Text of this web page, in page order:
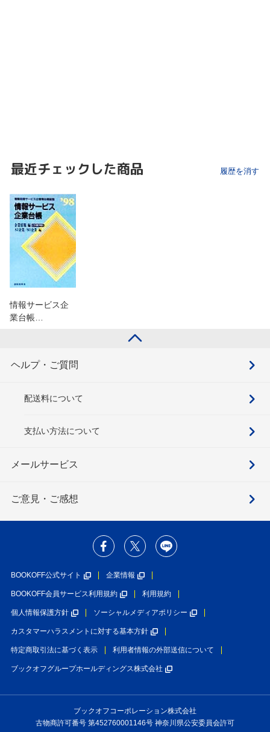
最近チェックした商品 履歴を消す
情報サービス企
業台帳…
ヘルプ・ご質問
配送料について
支払い方法について
メールサービス
ご意見・ご感想
BOOKOFF公式サイト 企業情報
BOOKOFF会員サービス利用規約 利用規約
個人情報保護方針 ソーシャルメディアポリシー
カスタマーハラスメントに対する基本方針
特定商取引法に基づく表示 利用者情報の外部送信について
ブックオフグループホールディングス株式会社
ブックオフコーポレーション株式会社
古物商許可番号 第452760001146号 神奈川県公安委員会許可